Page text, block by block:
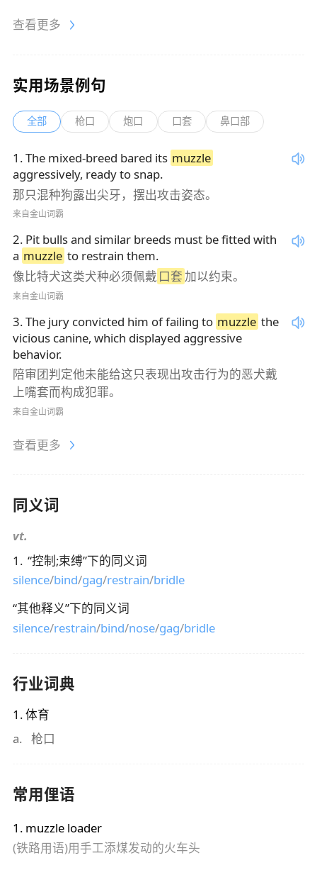
查看更多
实用场景例句
全部 枪口 炮口 口套 鼻口部
1 .The mixed-breed bared its muzzle
aggressively, ready to snap.
那只混种狗露出尖牙，摆出攻击姿态。
来自金山词霸
2. Pit bulls and similar breeds must be fitted with
a muzzle to restrain them.
像比特犬这类犬种必须佩戴 口套 加以约束。
来自金山词霸
3.The jury convicted him of failing to muzzle the
vicious canine, which displayed aggressive
behavior.
陪审团判定他未能给这只表现出攻击行为的恶犬戴
上嘴套而构成犯罪。
来自金山词霸
查看更多
同义词
vt.
1 . “控制;束缚”下的同义词
silence/bind/gag/restrain/bridle
“其他释义”下的同义词
silence/restrain/bind/nose/gag/bridle
行业词典
1 .体育
a. 枪口
常用俚语
1 . muzzle loader
(铁路用语)用手工添煤发动的火车头